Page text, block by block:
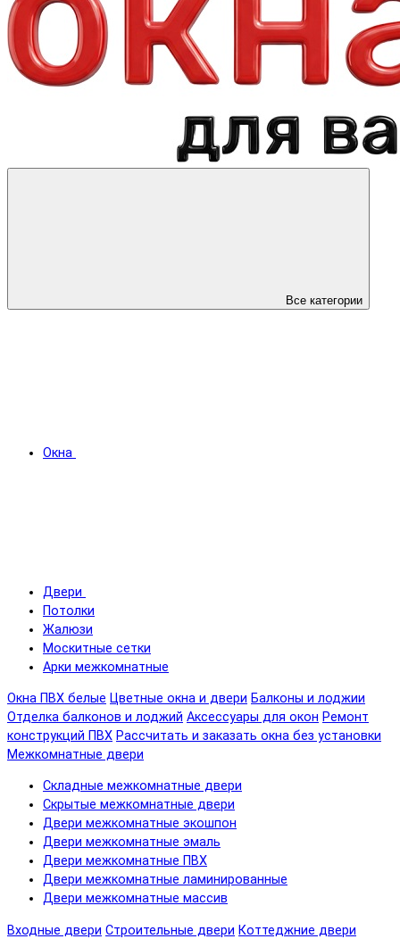
Все категории
Окна
Двери
Потолки
Жалюзи
Москитные сетки
Арки межкомнатные
Окна ПВХ белые Цветные окна и двери Балконы и лоджии
Отделка балконов и лоджий Аксессуары для окон Ремонт
конструкций ПВХ Рассчитать и заказать окна без установки
Межкомнатные двери
Складные межкомнатные двери
Скрытые межкомнатные двери
Двери межкомнатные экошпон
Двери межкомнатные эмаль
Двери межкомнатные ПВХ
Двери межкомнатные ламинированные
Двери межкомнатные массив
Входные двери Строительные двери Коттеджние двери